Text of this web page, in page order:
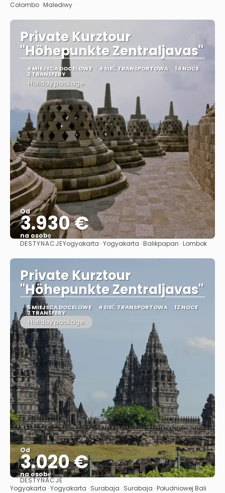
Colombo · Malediwy
Private Kurztour
"Höhepunkte Zentraljavas"
4 MIEJSCA DOCELOWE 4 SIEĆ TRANSPORTOWA 14 NOCE
3 TRANSFERY
Holiday package
Od
3.930 €
na osobę
Zobacz
DESTYNACJEYogyakarta · Yogyakarta · Balikpapan · Lombok
Private Kurztour
"Höhepunkte Zentraljavas"
5 MIEJSCA DOCELOWE 4 SIEĆ TRANSPORTOWA 12 NOCE
2 TRANSFERY
Holiday package
Od
3.020 €
na osobę
Zobacz
DESTYNACJE
Yogyakarta · Yogyakarta · Surabaja · Surabaja · Południowej Bali